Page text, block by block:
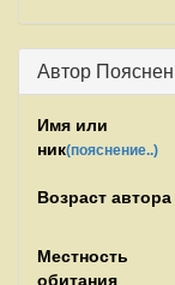
Автор
Имя или
ник(пояснение..)
Возраст автора
Местность
обитания